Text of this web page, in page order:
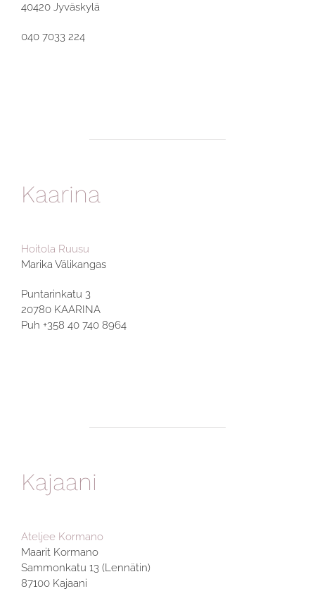
40420 Jyväskylä
040 7033 224
Kaarina
Hoitola Ruusu
Marika Välikangas
Puntarinkatu 3
20780 KAARINA
Puh +358 40 740 8964
Kajaani
Ateljee Kormano
Maarit Kormano
Sammonkatu 13 (Lennätin)
87100 Kajaani